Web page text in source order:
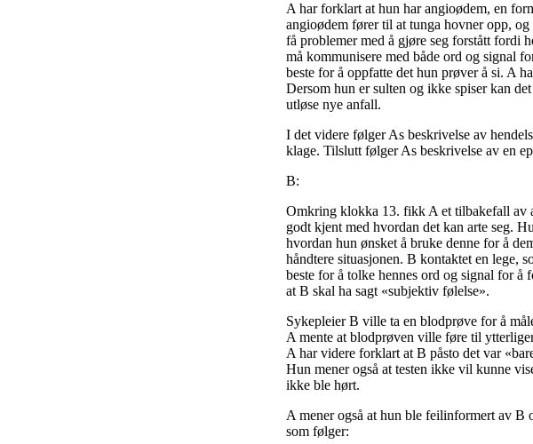
A har forklart at hun har angioødem, en
angioødem fører til at tunga hovner opp,
få problemer med å gjøre seg forstått fordi
må kommunisere med både ord og signal
beste for å oppfatte det hun prøver å si. A
Dersom hun er sulten og ikke spiser kan
utløse nye anfall.
I det videre følger As beskrivelse av
klage. Tilslutt følger As beskrivelse av en
B:
Omkring klokka 13. fikk A et tilbakefall av
godt kjent med hvordan det kan arte seg.
hvordan hun ønsket å bruke denne for å
håndtere situasjonen. B kontaktet en lege,
beste for å tolke hennes ord og signal for å
at B skal ha sagt «subjektiv følelse».
Sykepleier B ville ta en blodprøve for å
A mente at blodprøven ville føre til
A har videre forklart at B påsto det var
Hun mener også at testen ikke vil kunne
ikke ble hørt.
A mener også at hun ble feilinformert av B
som følger: